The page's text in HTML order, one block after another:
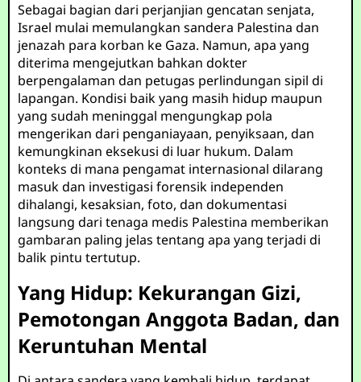
Sebagai bagian dari perjanjian gencatan senjata,
Israel mulai memulangkan sandera Palestina dan
jenazah para korban ke Gaza. Namun, apa yang
diterima mengejutkan bahkan dokter
berpengalaman dan petugas perlindungan sipil di
lapangan. Kondisi baik yang masih hidup maupun
yang sudah meninggal mengungkap pola
mengerikan dari penganiayaan, penyiksaan, dan
kemungkinan eksekusi di luar hukum. Dalam
konteks di mana pengamat internasional dilarang
masuk dan investigasi forensik independen
dihalangi, kesaksian, foto, dan dokumentasi
langsung dari tenaga medis Palestina memberikan
gambaran paling jelas tentang apa yang terjadi di
balik pintu tertutup.
Yang Hidup: Kekurangan Gizi,
Pemotongan Anggota Badan, dan
Keruntuhan Mental